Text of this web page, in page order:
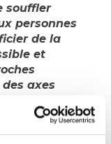
souffler
personnes
de la
et
axes